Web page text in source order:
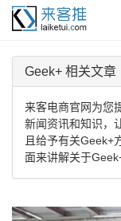
Geek+ 相关文章
来客电商官网为您
新闻资讯和知识，
且给予有关Geek+
面来讲解关于